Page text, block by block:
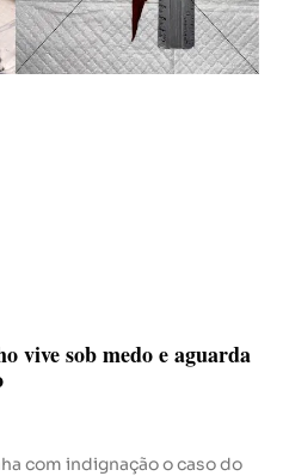
vive sob medo e aguarda
com indignação o caso do